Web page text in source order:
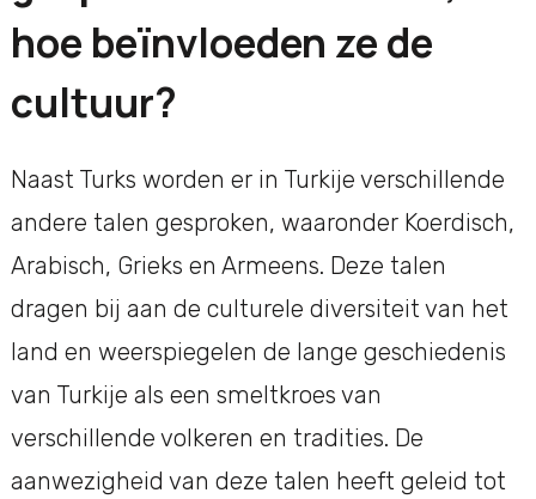
hoe beïnvloeden ze de
cultuur?
Naast Turks worden er in Turkije verschillende
andere talen gesproken, waaronder Koerdisch,
Arabisch, Grieks en Armeens. Deze talen
dragen bij aan de culturele diversiteit van het
land en weerspiegelen de lange geschiedenis
van Turkije als een smeltkroes van
verschillende volkeren en tradities. De
aanwezigheid van deze talen heeft geleid tot